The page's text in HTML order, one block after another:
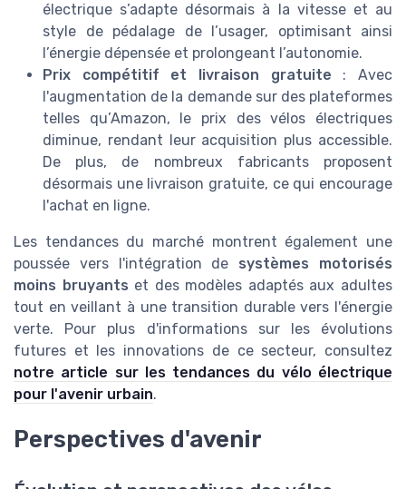
électrique s’adapte désormais à la vitesse et au
style de pédalage de l’usager, optimisant ainsi
l’énergie dépensée et prolongeant l’autonomie.
Prix compétitif et livraison gratuite : Avec
l'augmentation de la demande sur des plateformes
telles qu’Amazon, le prix des vélos électriques
diminue, rendant leur acquisition plus accessible.
De plus, de nombreux fabricants proposent
désormais une livraison gratuite, ce qui encourage
l'achat en ligne.
Les tendances du marché montrent également une
poussée vers l'intégration de systèmes motorisés
moins bruyants et des modèles adaptés aux adultes
tout en veillant à une transition durable vers l'énergie
verte. Pour plus d'informations sur les évolutions
futures et les innovations de ce secteur, consultez
notre article sur les tendances du vélo électrique
pour l'avenir urbain.
Perspectives d'avenir